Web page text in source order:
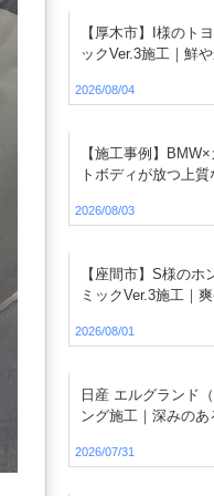
【厚木市】I様のト
ックVer.3施工｜鮮
2026/08/04
【施工事例】
トボディが放つ上質
2026/08/03
【座間市】S様の
ミックVer.3施工｜
2026/08/01
日産 エルグランド
ング施工｜深みの
2026/07/31